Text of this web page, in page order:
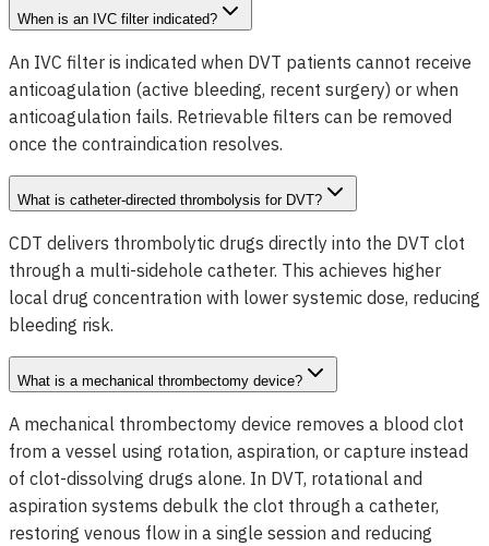
When is an IVC filter indicated?
An IVC filter is indicated when DVT patients cannot receive
anticoagulation (active bleeding, recent surgery) or when
anticoagulation fails. Retrievable filters can be removed
once the contraindication resolves.
What is catheter-directed thrombolysis for DVT?
CDT delivers thrombolytic drugs directly into the DVT clot
through a multi-sidehole catheter. This achieves higher
local drug concentration with lower systemic dose, reducing
bleeding risk.
What is a mechanical thrombectomy device?
A mechanical thrombectomy device removes a blood clot
from a vessel using rotation, aspiration, or capture instead
of clot-dissolving drugs alone. In DVT, rotational and
aspiration systems debulk the clot through a catheter,
restoring venous flow in a single session and reducing